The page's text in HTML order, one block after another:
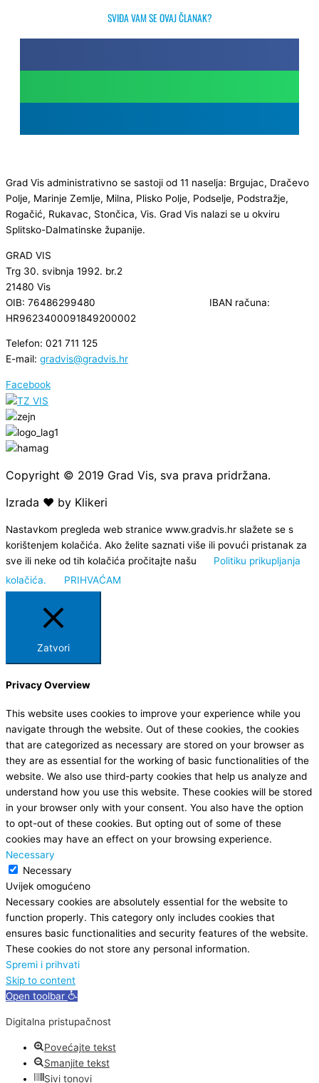
SVIĐA VAM SE OVAJ ČLANAK?
Grad Vis administrativno se sastoji od 11 naselja: Brgujac, Dračevo
Polje, Marinje Zemlje, Milna, Plisko Polje, Podselje, Podstražje,
Rogačić, Rukavac, Stončica, Vis. Grad Vis nalazi se u okviru
Splitsko-Dalmatinske županije.
GRAD VIS
Trg 30. svibnja 1992. br.2
21480 Vis
OIB: 76486299480 IBAN računa:
HR9623400091849200002
Telefon: 021 711 125
E-mail: gradvis@gradvis.hr
Facebook
Copyright © 2019 Grad Vis, sva prava pridržana.
Izrada ❤ by Klikeri
Nastavkom pregleda web stranice www.gradvis.hr slažete se s
korištenjem kolačića. Ako želite saznati više ili povući pristanak za
sve ili neke od tih kolačića pročitajte našu
Politiku prikupljanja
kolačića.
PRIHVAĆAM
Zatvori
Privacy Overview
This website uses cookies to improve your experience while you
navigate through the website. Out of these cookies, the cookies
that are categorized as necessary are stored on your browser as
they are as essential for the working of basic functionalities of the
website. We also use third-party cookies that help us analyze and
understand how you use this website. These cookies will be stored
in your browser only with your consent. You also have the option
to opt-out of these cookies. But opting out of some of these
cookies may have an effect on your browsing experience.
Necessary
Necessary
Uvijek omogućeno
Necessary cookies are absolutely essential for the website to
function properly. This category only includes cookies that
ensures basic functionalities and security features of the website.
These cookies do not store any personal information.
Spremi i prihvati
Skip to content
Open toolbar
Digitalna pristupačnost
Povećajte tekst
Smanjite tekst
Sivi tonovi